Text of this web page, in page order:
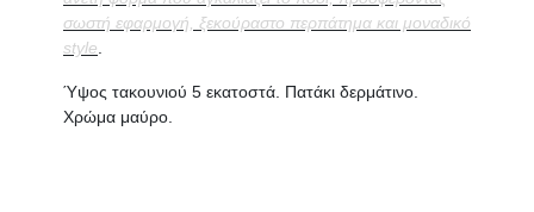
σωστή εφαρμογή, ξεκούραστο περπάτημα και μοναδικό
style
Ύψος τακουνιού 5 εκατοστά. Πατάκι δερμάτινο.
Χρώμα μαύρο.